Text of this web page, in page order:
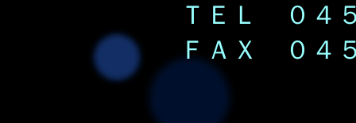
ＴＥＬ ０４
ＦＡＸ ０４